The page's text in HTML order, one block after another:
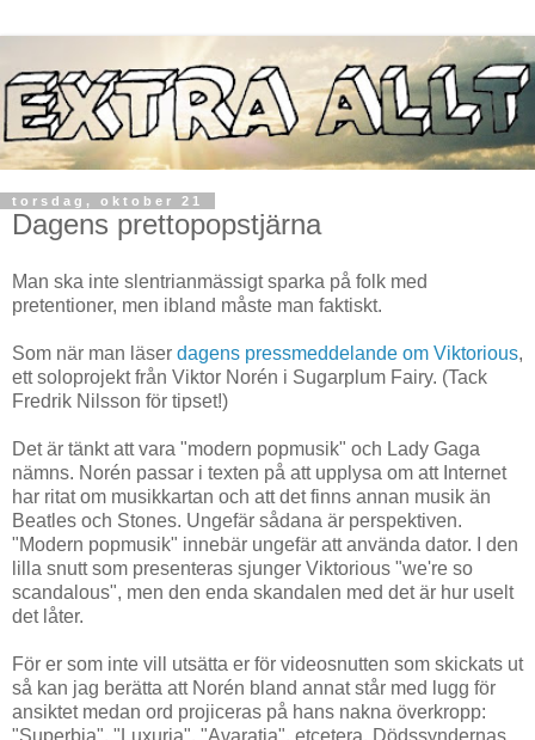
torsdag, oktober 21
Dagens prettopopstjärna
Man ska inte slentrianmässigt sparka på folk med
pretentioner, men ibland måste man faktiskt.
Som när man läser dagens pressmeddelande om Viktorious,
ett soloprojekt från Viktor Norén i Sugarplum Fairy. (Tack
Fredrik Nilsson för tipset!)
Det är tänkt att vara "modern popmusik" och Lady Gaga
nämns. Norén passar i texten på att upplysa om att Internet
har ritat om musikkartan och att det finns annan musik än
Beatles och Stones. Ungefär sådana är perspektiven.
"Modern popmusik" innebär ungefär att använda dator. I den
lilla snutt som presenteras sjunger Viktorious "we're so
scandalous", men den enda skandalen med det är hur uselt
det låter.
För er som inte vill utsätta er för videosnutten som skickats ut
så kan jag berätta att Norén bland annat står med lugg för
ansiktet medan ord projiceras på hans nakna överkropp:
"Superbia", "Luxuria", "Avaratia", etcetera. Dödssyndernas